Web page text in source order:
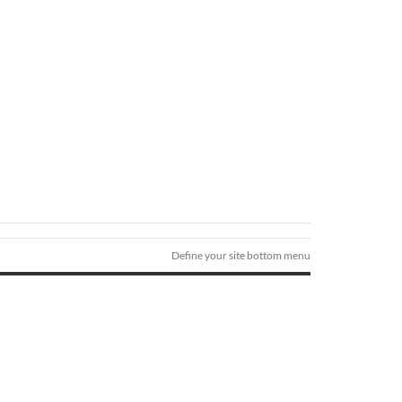
Define your site bottom menu